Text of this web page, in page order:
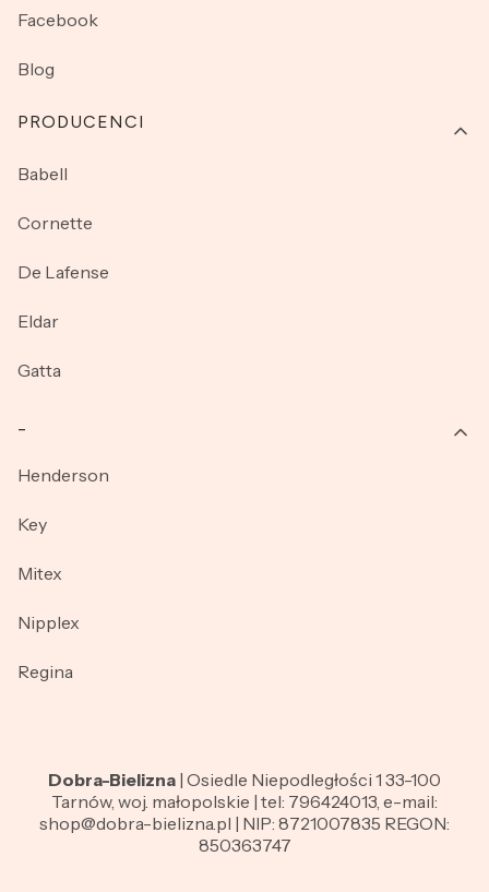
Facebook
Blog
PRODUCENCI
Babell
Cornette
De Lafense
Eldar
Gatta
Henderson
Key
Mitex
Nipplex
Regina
Dobra-Bielizna | Osiedle Niepodległości 1 33-100
Tarnów, woj. małopolskie | tel: 796424013, e-mail:
shop@dobra-bielizna.pl | NIP: 8721007835 REGON:
850363747